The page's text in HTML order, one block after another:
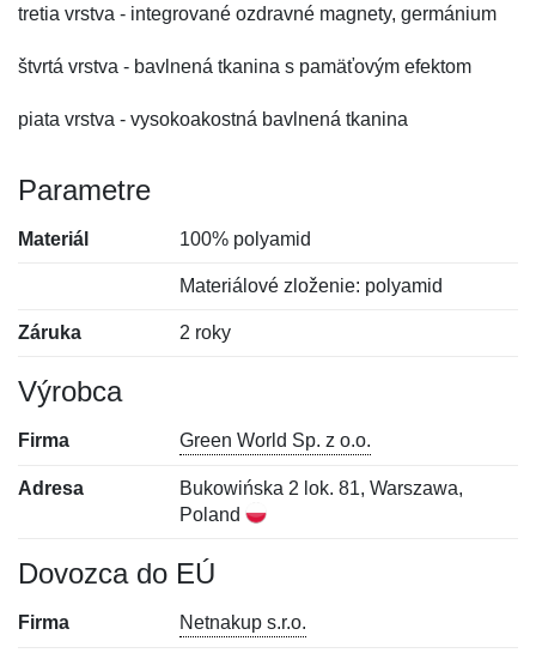
tretia vrstva - integrované ozdravné magnety, germánium
štvrtá vrstva - bavlnená tkanina s pamäťovým efektom
piata vrstva - vysokoakostná bavlnená tkanina
Parametre
Materiál 100% polyamid
Materiálové zloženie: polyamid
Záruka 2 roky
Výrobca
Firma Green World Sp. z o.o.
Adresa
Bukowińska 2 lok. 81, Warszawa,
Poland
Dovozca do EÚ
Firma Netnakup s.r.o.